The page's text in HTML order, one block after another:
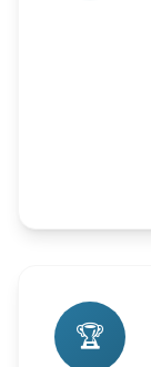
🏆